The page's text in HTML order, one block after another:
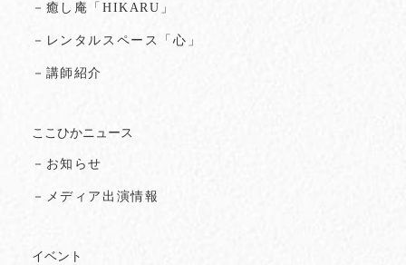
－癒し庵「HIKARU」
－レンタルスペース「心」
－講師紹介
ここひかニュース
－お知らせ
－メディア出演情報
イベント